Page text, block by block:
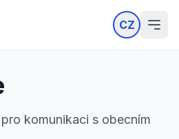
CZ
komunikaci s obecním